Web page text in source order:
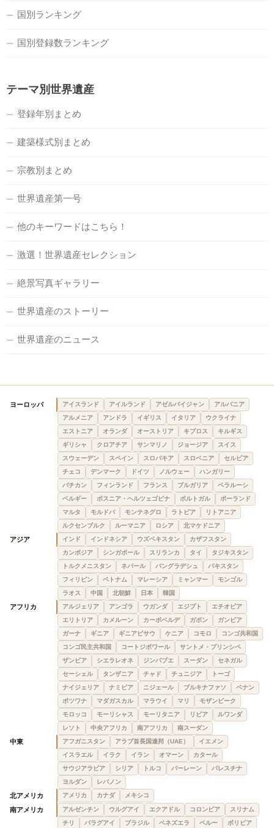
国別ランキング
国別登録数ランキング
テーマ別世界遺産
登録年別まとめ
建築様式別まとめ
宗教別まとめ
世界遺産第一号
他のキーワードはこちら！
激選！世界遺産セレクション
絶景写真ギャラリー
世界遺産のストーリー
世界遺産のニュース
ヨーロッパ アイスランド アイルランド アゼルバイジャン
アルバニア
アルメニア
アンドラ イギリス イタリア
ウクライナ
エストニア
オランダ オーストリア キプロス
キルギス
ギリシャ
クロアチア サンマリノ ジョージア
スイス
スウェーデン
スペイン スロバキア スロベニア
セルビア
チェコ
デンマーク ドイツ ノルウェー
ハンガリー
バチカン
フィンランド フランス ブルガリア
ベラルーシ
ベルギー
ボスニア・ヘルツェゴビナ ポルトガル
ポーランド
マルタ
モルドバ モンテネグロ ラトビア
リトアニア
ルクセンブルク
ルーマニア ロシア 北マケドニア
アジア インド インドネシア ウズベキスタン
カザフスタン
カンボジア
シンガポール スリランカ タイ
タジキスタン
トルクメニスタン
ネパール バングラデシュ
パキスタン
フィリピン
ベトナム マレーシア ミャンマー
モンゴル
ラオス
中国 北朝鮮 日本 韓国
アフリカ アルジェリア アンゴラ ウガンダ エジプト
エチオピア
エリトリア
カメルーン カーボベルデ ガボン
ガンビア
ガーナ
ギニア ギニアビサウ ケニア コモロ
コンゴ共和国
コンゴ民主共和国
コートジボワール
サントメ・プリンシペ
ザンビア
シエラレオネ ジンバブエ スーダン
セネガル
セーシェル
タンザニア チャド チュニジア
トーゴ
ナイジェリア
ナミビア ニジェール ブルキナファソ
ベナン
ボツワナ
マダガスカル マラウイ マリ
モザンビーク
モロッコ
モーリシャス モーリタニア リビア
ルワンダ
レソト
中央アフリカ 南アフリカ 南スーダン
中東 アフガニスタン アラブ首長国連邦（UAE）
イエメン
イスラエル
イラク イラン オマーン
カタール
サウジアラビア
シリア トルコ バーレーン
パレスチナ
ヨルダン
レバノン
北アメリカ アメリカ カナダ メキシコ
南アメリカ アルゼンチン ウルグアイ エクアドル コロンビア
スリナム
チリ
パラグアイ ブラジル ベネズエラ ペルー ボリビア